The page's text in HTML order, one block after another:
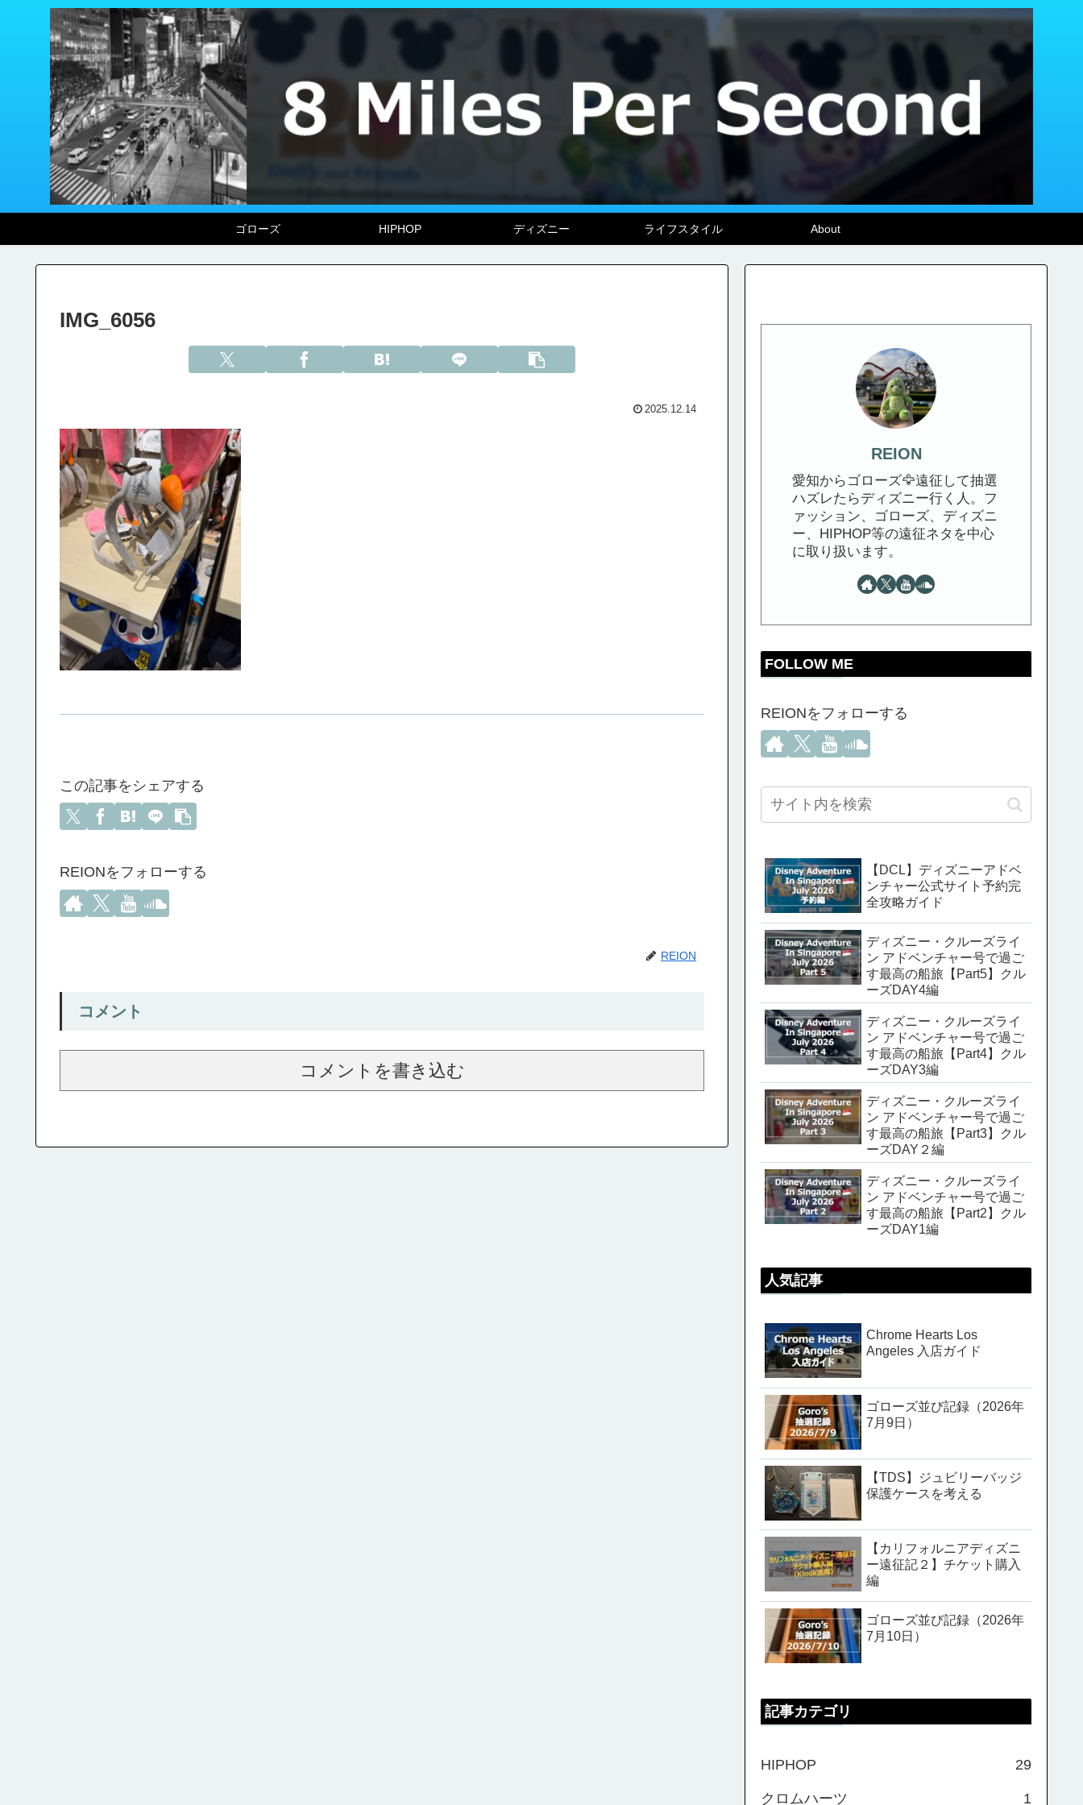
ゴローズ HIPHOP ディズニー ライフスタイル About
IMG_6056
2025.12.14
この記事をシェアする
REIONをフォローする
REION
コメント
コメントを書き込む
REION
愛知からゴローズ🦅遠征して抽選
ハズレたらディズニー行く人。フ
ァッション、ゴローズ、ディズニ
ー、HIPHOP等の遠征ネタを中心
に取り扱います。
FOLLOW ME
REIONをフォローする
【DCL】ディズニーアドベ
ンチャー公式サイト予約完
全攻略ガイド
ディズニー・クルーズライ
ン アドベンチャー号で過ご
す最高の船旅【Part5】クル
ーズDAY4編
ディズニー・クルーズライ
ン アドベンチャー号で過ご
す最高の船旅【Part4】クル
ーズDAY3編
ディズニー・クルーズライ
ン アドベンチャー号で過ご
す最高の船旅【Part3】クル
ーズDAY２編
ディズニー・クルーズライ
ン アドベンチャー号で過ご
す最高の船旅【Part2】クル
ーズDAY1編
人気記事
Chrome Hearts Los
Angeles 入店ガイド
ゴローズ並び記録（2026年
7月9日）
【TDS】ジュビリーバッジ
保護ケースを考える
【カリフォルニアディズニ
ー遠征記２】チケット購入
編
ゴローズ並び記録（2026年
7月10日）
記事カテゴリ
HIPHOP 29
クロムハーツ 1